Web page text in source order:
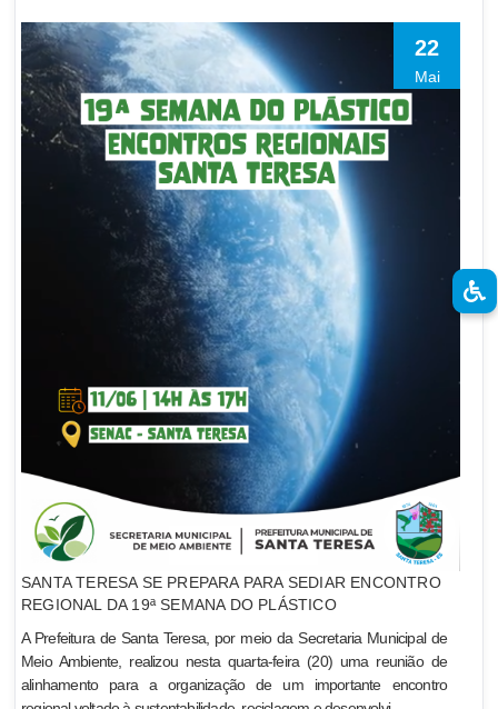
22
Mai
SANTA TERESA SE PREPARA PARA SEDIAR ENCONTRO
REGIONAL DA 19ª SEMANA DO PLÁSTICO
A Prefeitura de Santa Teresa, por meio da Secretaria Municipal de
Meio Ambiente, realizou nesta quarta-feira (20) uma reunião de
alinhamento para a organização de um importante encontro